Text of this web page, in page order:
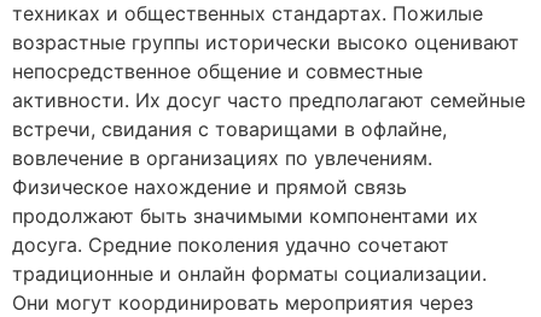
техниках и общественных стандартах. Пожилые
возрастные группы исторически высоко оценивают
непосредственное общение и совместные
активности. Их досуг часто предполагают семейные
встречи, свидания с товарищами в офлайне,
вовлечение в организациях по увлечениям.
Физическое нахождение и прямой связь
продолжают быть значимыми компонентами их
досуга. Средние поколения удачно сочетают
традиционные и онлайн форматы социализации.
Они могут координировать мероприятия через